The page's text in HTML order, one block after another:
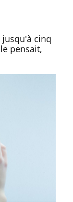
jusqu'à cinq
pensait,